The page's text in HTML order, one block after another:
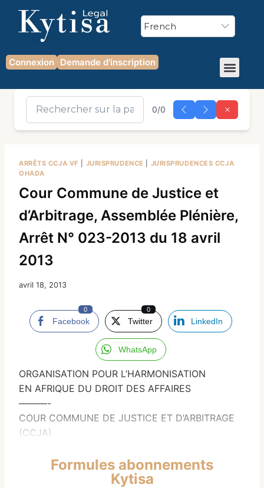
Connexion Demande d'inscription
0/0
ARRÊTS CCJA VF JURISPRUDENCE
JURISPRUDENCES CCJA
OHADA
Cour Commune de Justice et
d’Arbitrage, Assemblée Plénière,
Arrêt N° 023-2013 du 18 avril
2013
avril 18, 2013
Facebook
0
Twitter
0
LinkedIn
WhatsApp
ORGANISATION POUR L’HARMONISATION
EN AFRIQUE DU DROIT DES AFFAIRES
———-
COUR COMMUNE DE JUSTICE ET D’ARBITRAGE
(CCJA)
Formules abonnements
Kytisa